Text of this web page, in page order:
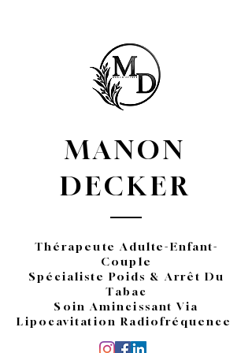
MANON
DECKER
Thérapeute Adulte-Enfant-
Couple
Spécialiste Poids & Arrêt Du
Tabac
Soin Amincissant Via
Lipocavitation Radiofréquence